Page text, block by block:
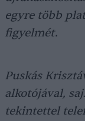
egyre több
figyelmét.
Puskás
alkotójával,
tekintettel